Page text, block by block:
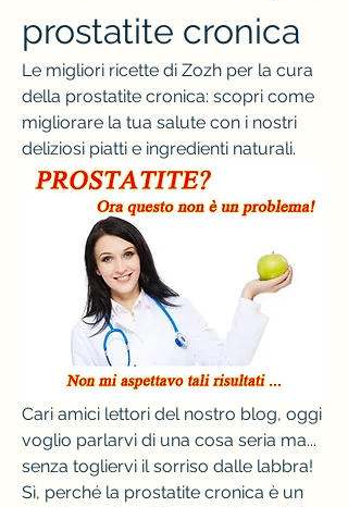
prostatite cronica
Le migliori ricette di Zozh per la cura
della prostatite cronica: scopri come
migliorare la tua salute con i nostri
deliziosi piatti e ingredienti naturali.
Cari amici lettori del nostro blog, oggi
voglio parlarvi di una cosa seria ma...
senza togliervi il sorriso dalle labbra!
Sì, perché la prostatite cronica è un